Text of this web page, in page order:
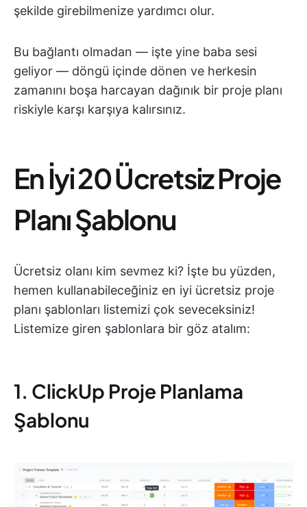
şekilde girebilmenize yardımcı olur.
Bu bağlantı olmadan — işte yine baba sesi
geliyor — döngü içinde dönen ve herkesin
zamanını boşa harcayan dağınık bir proje planı
riskiyle karşı karşıya kalırsınız.
En İyi 20 Ücretsiz Proje
Planı Şablonu
Ücretsiz olanı kim sevmez ki? İşte bu yüzden,
hemen kullanabileceğiniz en iyi ücretsiz proje
planı şablonları listemizi çok seveceksiniz!
Listemize giren şablonlara bir göz atalım:
1. ClickUp Proje Planlama
Şablonu